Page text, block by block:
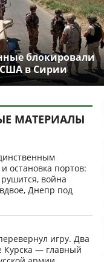
блокировали
в Сирии
МАТЕРИАЛЫ
остановка портов:
рушится, война
Днепр под
игру. Два
Курска — главный